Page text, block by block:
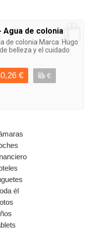
Agua de colonia
de colonia Marca: Hugo
belleza y el cuidado
€ €
él